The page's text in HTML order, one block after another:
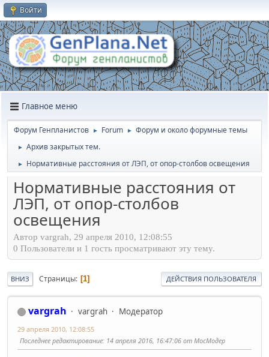
Войти
Главное меню
Форум Генпланистов ► Forum ► Форум и около форумные темы
► Архив закрытых тем.
► Нормативные расстояния от ЛЭП, от опор-столбов освещения
Нормативные расстояния от
ЛЭП, от опор-столбов
освещения
Автор vargrah, 29 апреля 2010, 12:08:55
0 Пользователи и 1 гость просматривают эту тему.
ВНИЗ Страницы 1 ДЕЙСТВИЯ ПОЛЬЗОВАТЕЛЯ
vargrah vargrah Модератор
29 апреля 2010, 12:08:55
Последнее редактирование: 14 апреля 2016, 16:47:06 от МосМодер